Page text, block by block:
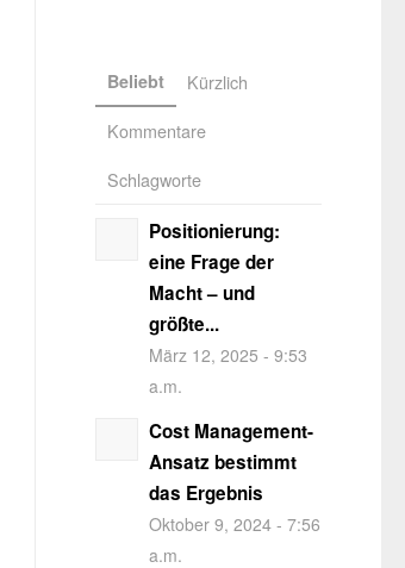
Beliebt
Kürzlich
Kommentare
Schlagworte
Positionierung:
eine Frage der
Macht – und
größte...
März 12, 2025 - 9:53
a.m.
Cost Management-
Ansatz bestimmt
das Ergebnis
Oktober 9, 2024 - 7:56
a.m.